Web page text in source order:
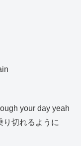
your day yeah
り切れるように